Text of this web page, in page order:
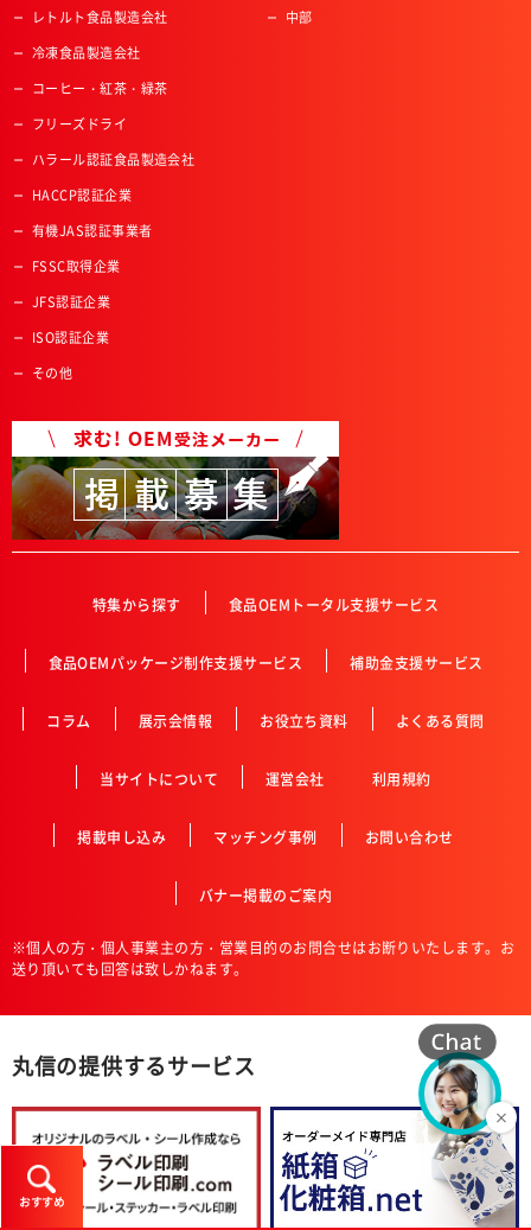
おすすめ
レトルト食品製造会社
冷凍食品製造会社
コーヒー・紅茶・緑茶
フリーズドライ
ハラール認証食品製造会社
HACCP認証企業
有機JAS認証事業者
FSSC取得企業
JFS認証企業
ISO認証企業
その他
中部
特集から探す 食品OEMトータル支援サービス
食品OEMパッケージ制作支援サービス 補助金支援サービス
コラム 展示会情報 お役立ち資料 よくある質問
当サイトについて 運営会社 利用規約
掲載申し込み マッチング事例 お問い合わせ
バナー掲載のご案内
※個人の方・個人事業主の方・営業目的のお問合せはお断りいたします。お
送り頂いても回答は致しかねます。
丸信の提供するサービス